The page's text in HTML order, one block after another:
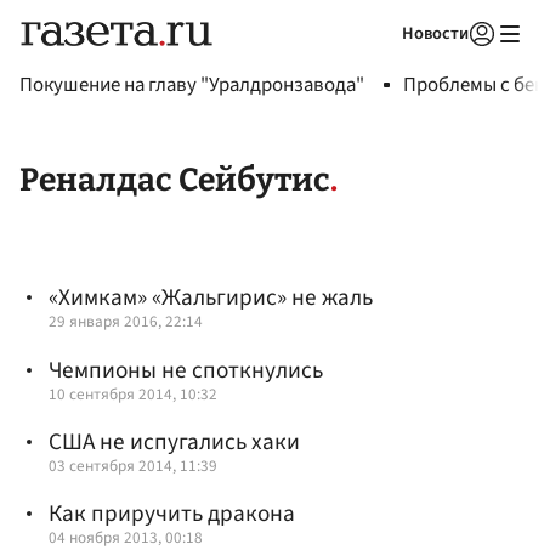
Новости
Покушение на главу "Уралдронзавода" Проблемы с
Реналдас Сейбутис
«Химкам» «Жальгирис» не жаль
29 января 2016, 22:14
Чемпионы не споткнулись
10 сентября 2014, 10:32
США не испугались хаки
03 сентября 2014, 11:39
Как приручить дракона
04 ноября 2013, 00:18